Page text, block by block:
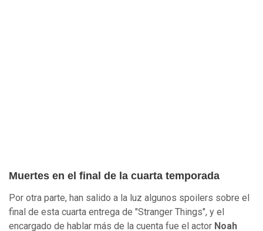
Muertes en el final de la cuarta temporada
Por otra parte, han salido a la luz algunos spoilers sobre el
final de esta cuarta entrega de "Stranger Things", y el
encargado de hablar más de la cuenta fue el actor Noah